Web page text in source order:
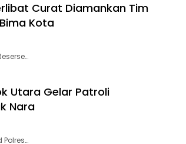
Curat Diamankan Tim
Kota
Utara Gelar Patroli
Nara
Polres…